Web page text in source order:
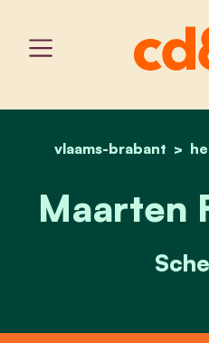
vlaams-brabant
Maarten